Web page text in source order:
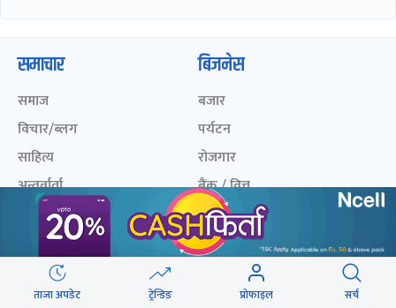
ताजा अपडेट ट्रेन्डिङ प्रोफाइल सर्च
समाचार
समाज
विचार/ब्लग
साहित्य
अन्तर्वार्ता
खेलकुद़़
जीवनशैली/स्वास्थ्य
अन्तर्राष्ट्रिय
बिजनेस
बजार
पर्यटन
रोजगार
बैंक / वित्त
अटो
सूचना-प्रविधि